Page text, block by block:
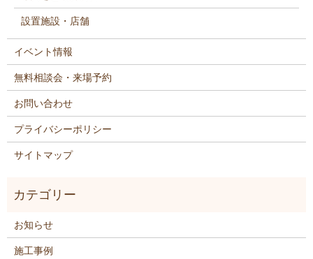
設置施設・店舗
イベント情報
無料相談会・来場予約
お問い合わせ
プライバシーポリシー
サイトマップ
お知らせ
施工事例